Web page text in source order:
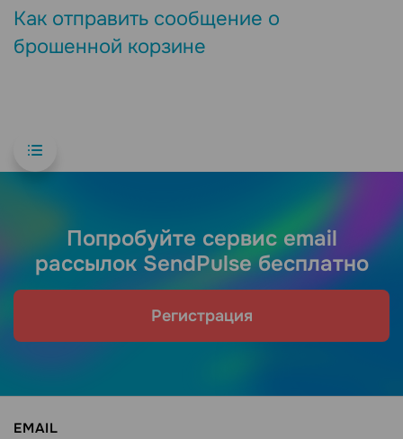
Как отправить сообщение о
брошенной корзине
Попробуйте сервис email
рассылок SendPulse бесплатно
Регистрация
EMAIL